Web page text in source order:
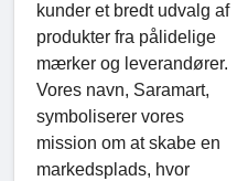
kunder et bredt udvalg af
produkter fra pålidelige
mærker og leverandører.
Vores navn, Saramart,
symboliserer vores
mission om at skabe en
markedsplads, hvor